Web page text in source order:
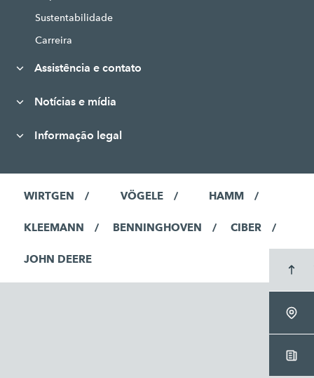
Sustentabilidade
Carreira
Assistência e contato
Notícias e mídia
Informação legal
WIRTGEN VÖGELE HAMM
KLEEMANN BENNINGHOVEN CIBER
JOHN DEERE